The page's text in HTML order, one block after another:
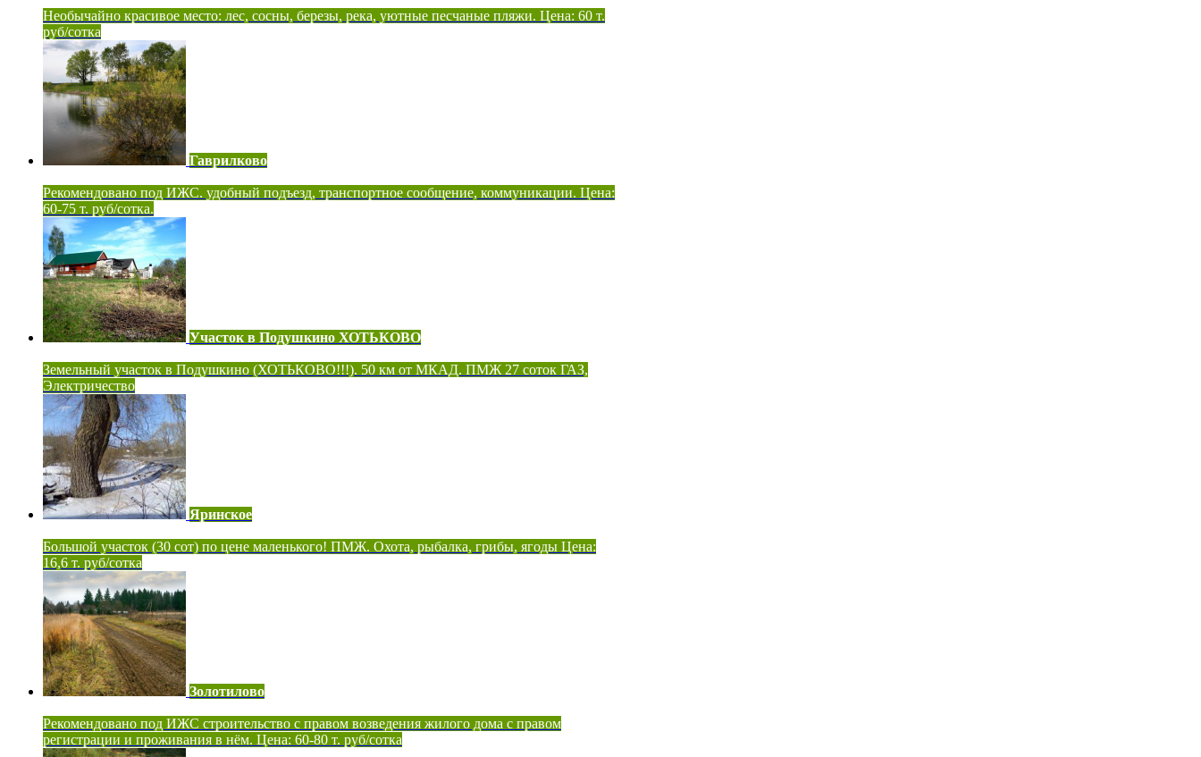
Необычайно красивое место: лес, сосны, березы, река, уютные песчаные пляжи. Цена: 60 т.
руб/сотка
Гаврилково
Рекомендовано под ИЖС. удобный подъезд, транспортное сообщение, коммуникации. Цена:
60-75 т. руб/сотка.
Участок в Подушкино ХОТЬКОВО
Земельный участок в Подушкино (ХОТЬКОВО!!!). 50 км от МКАД. ПМЖ 27 соток ГАЗ,
Электричество
Яринское
Большой участок (30 сот) по цене маленького! ПМЖ. Охота, рыбалка, грибы, ягоды Цена:
16,6 т. руб/сотка
Золотилово
Рекомендовано под ИЖС строительство с правом возведения жилого дома с правом
регистрации и проживания в нём. Цена: 60-80 т. руб/сотка